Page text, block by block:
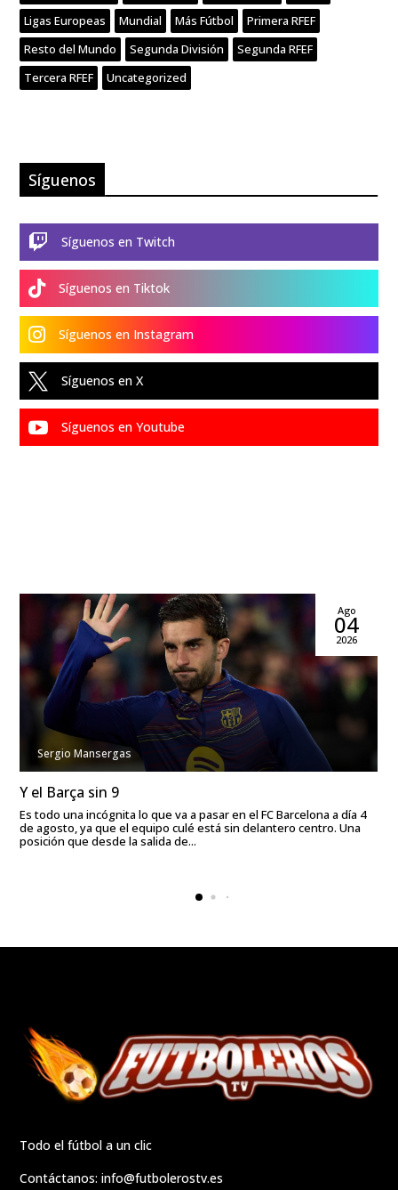
Ligas Europeas
Mundial Más Fútbol
Primera RFEF
Resto del Mundo
Segunda División
Segunda RFEF
Tercera RFEF
Uncategorized
Síguenos
 Síguenos en Twitch
 Síguenos en Tiktok
 Síguenos en Instagram
 Síguenos en X
 Síguenos en Youtube
Sergio Mansergas
Ago
04
2026
Y el Barça sin 9
Es todo una incógnita lo que va a pasar en el FC Barcelona a día 4
de agosto, ya que el equipo culé está sin delantero centro. Una
posición que desde la salida de...
Todo el fútbol a un clic
Contáctanos:info@futbolerostv.es